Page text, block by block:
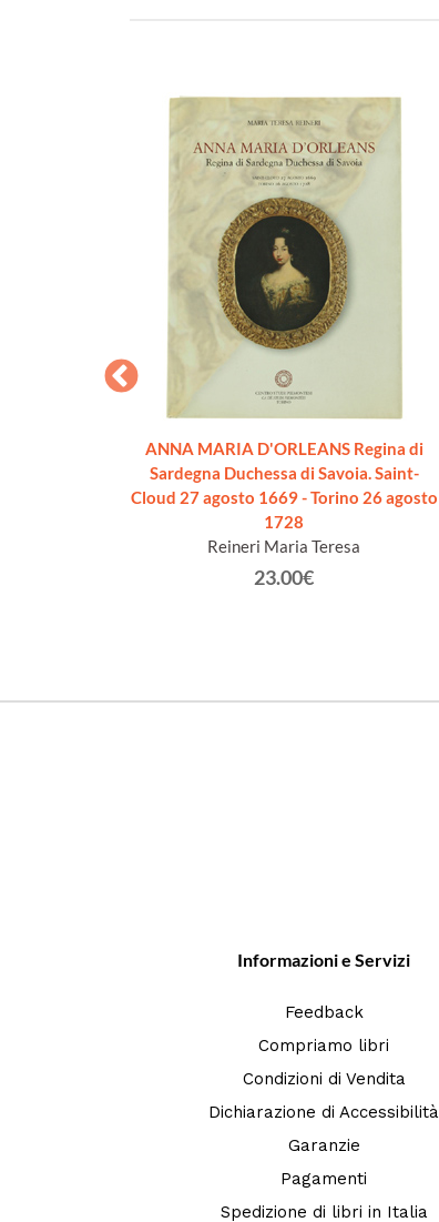
ANNA MARIA D'ORLEANS Regina di
Sardegna Duchessa di Savoia. Saint-
Cloud 27 agosto 1669 - Torino 26 agosto
1728
Reineri Maria Teresa
23.00€
Informazioni e Servizi
Feedback
Compriamo libri
Condizioni di Vendita
Dichiarazione di Accessibilità
Garanzie
Pagamenti
Spedizione di libri in Italia